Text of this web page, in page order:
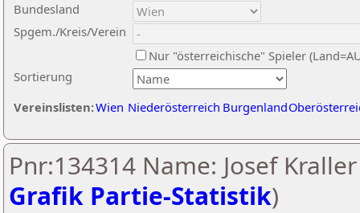
Sortierung
Bundesland
Spgem./Kreis/Verein
Nur "österreichische" Spieler
Vereinslisten:Wien Niederösterreich Burgenland
Pnr:134314 Name: Josef
Grafik Partie-Statistik)